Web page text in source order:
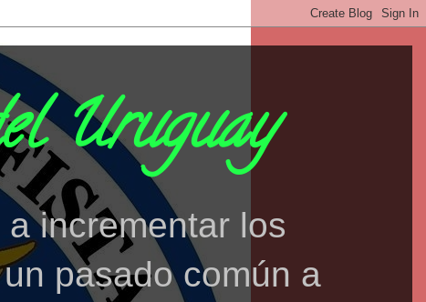
Uruguay
incrementar los
pasado común a